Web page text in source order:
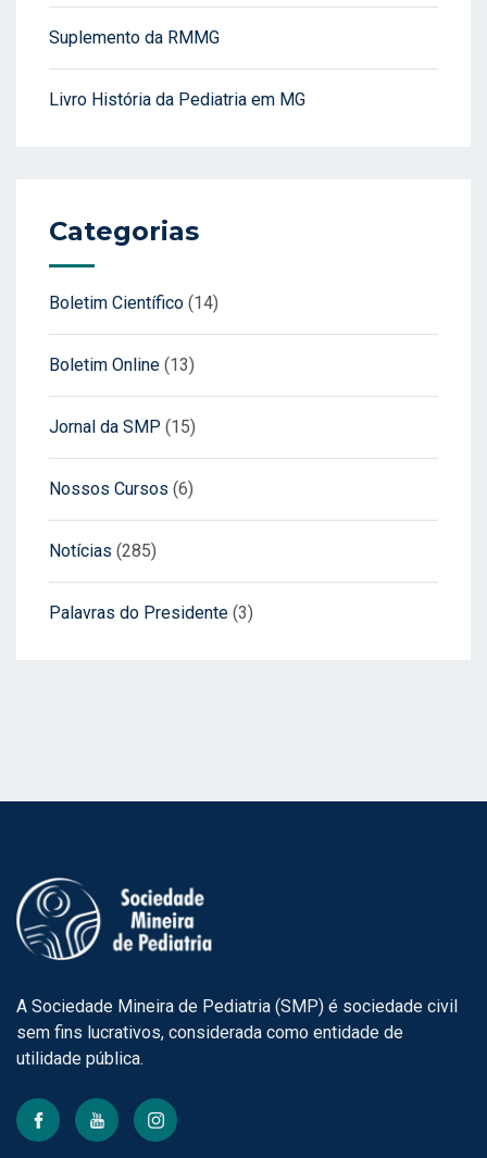
Suplemento da RMMG
Livro História da Pediatria em MG
Categorias
Boletim Científico (14)
Boletim Online (13)
Jornal da SMP (15)
Nossos Cursos (6)
Notícias (285)
Palavras do Presidente (3)
A Sociedade Mineira de Pediatria (SMP) é sociedade civil
sem fins lucrativos, considerada como entidade de
utilidade pública.